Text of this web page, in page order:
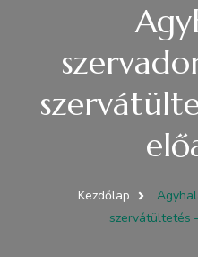
Kezdőlap
szervátültetés